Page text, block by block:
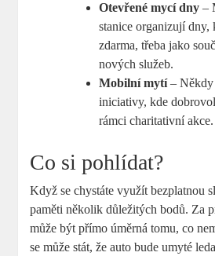
Otevřené mycí dny –
stanice organizují dny,
zdarma,‍ třeba jako
nových služeb.
Mobilní mytí– Někdy
iniciativy, kde
rámci charitativní akce.
Co si pohlídat?
Když​ se chystáte využít bezplatnou
paměti několik důležitých bodů. Za
může být přímo ‍úměrná tomu, co
se může ⁣stát, ⁤že auto ⁣bude umyté